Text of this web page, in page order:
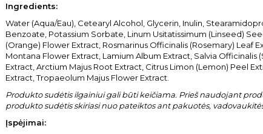
Ingredients:
Water (Aqua/Eau), Cetearyl Alcohol, Glycerin, Inulin,
Benzoate, Potassium Sorbate, Linum Usitatissimum (Linseed)
(Orange) Flower Extract, Rosmarinus Officinalis (Rosemary) Leaf
Montana Flower Extract, Lamium Album Extract, Salvia
Extract, Arctium Majus Root Extract, Citrus Limon (Lemon) Peel
Extract, Tropaeolum Majus Flower Extract.
Produkto sudėtis ilgainiui gali būti keičiama. Prieš naudojant
produkto sudėtis skiriasi nuo pateiktos ant pakuotės,
Įspėjimai: